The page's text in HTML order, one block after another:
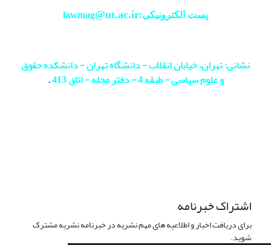
پست الکترونیکی:lawmag@ut.ac.ir
نشانی: تهران، خیابان انقلاب - دانشگاه تهران - دانشکده حقوق
و علوم سیاسی - طبقه 4 - دفتر مجله - اتاق 413
.
اشتراک خبرنامه
برای دریافت اخبار و اطلاعیه های مهم نشریه در خبرنامه نشریه مشترک
شوید.